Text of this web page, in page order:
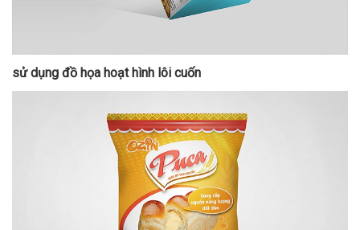
sử dụng đồ họa hoạt hình lôi cuốn